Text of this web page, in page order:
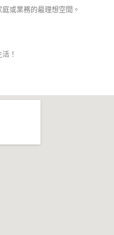
或業務的最理想空間。
！